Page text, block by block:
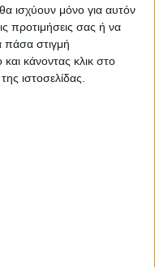
ισχύουν μόνο για αυτόν
προτιμήσεις σας ή να
πάσα στιγμή
κάνοντας κλικ στο
ιστοσελίδας.